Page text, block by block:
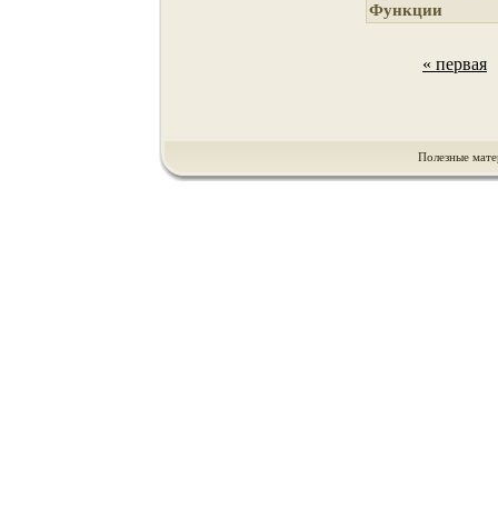
Функции
« первая
Полезные